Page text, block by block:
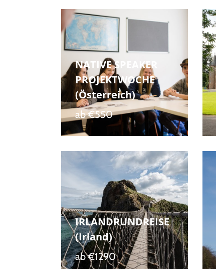
NATIVE SPEAKER
PROJEKTWOCHE
(Österreich)
ab €550
IRLANDRUNDREISE
(Irland)
ab €1290